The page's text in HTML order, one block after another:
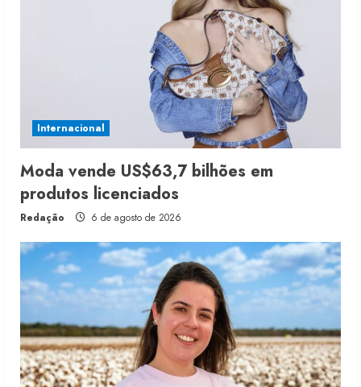
Internacional
Moda vende US$63,7 bilhões em
produtos licenciados
Redação 6 de agosto de 2026